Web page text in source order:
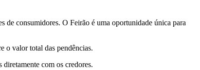
de consumidores. O Feirão é uma oportunidade única para
o valor total das pendências.
com os credores.